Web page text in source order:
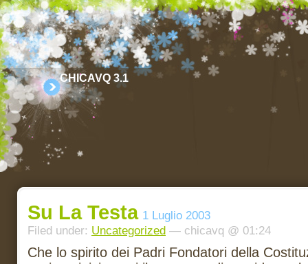
CHICAVQ 3.1
Su La Testa 1 Luglio 2003
Filed under: Uncategorized — chicavq @ 01:24
Che lo spirito dei Padri Fondatori della